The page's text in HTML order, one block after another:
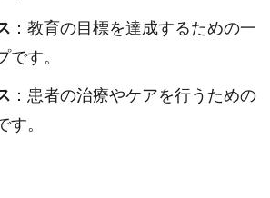
：教育の目標を達成するための一
です。
：患者の治療やケアを行うための
す。